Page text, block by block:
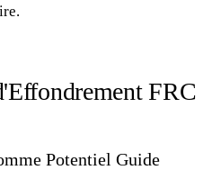
FRC
Potentiel Guide